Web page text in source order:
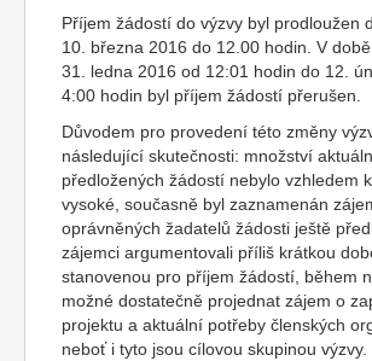
Příjem žádostí do výzvy byl prodloužen
10. března 2016 do 12.00 hodin. V
31. ledna 2016 od 12:01 hodin do 12.
4:00 hodin byl příjem žádostí přerušen.
Důvodem pro provedení této změny
následující skutečnosti: množství
předložených žádostí nebylo vzhledem
vysoké, současně byl zaznamenán
oprávněných žadatelů žádosti ještě
zájemci argumentovali příliš krátkou
stanovenou pro příjem žádostí, během
možné dostatečně projednat zájem o
projektu a aktuální potřeby členských
neboť i tyto jsou cílovou skupinou výzvy.